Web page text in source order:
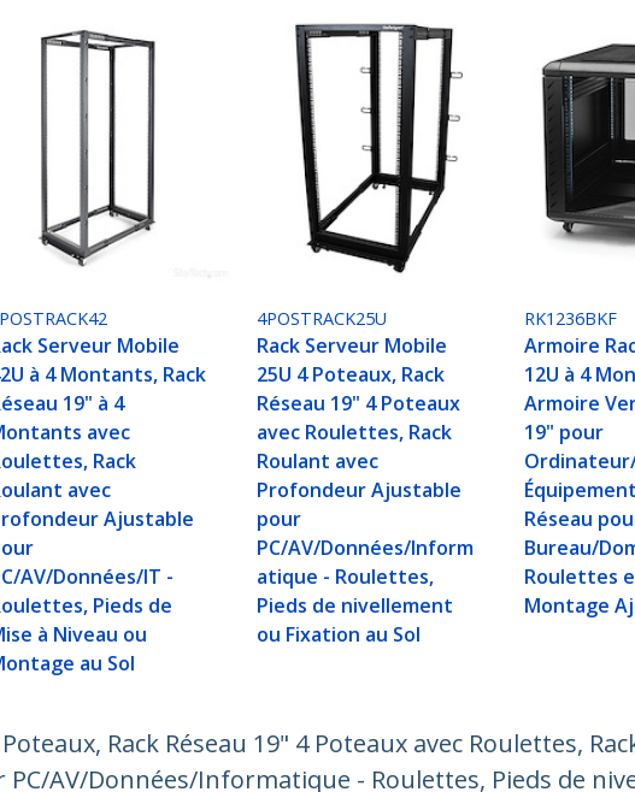
Serveur Mobile
à 4 Montants, Rack
19" à 4
avec
Rack
avec
Ajustable
AV/Données/IT -
Pieds de
à Niveau ou
au Sol
4POSTRACK25U
Rack Serveur Mobile
25U 4 Poteaux, Rack
Réseau 19" 4 Poteaux
avec Roulettes, Rack
Roulant avec
Profondeur Ajustable
pour
PC/AV/Données/Inform
atique - Roulettes,
Pieds de nivellement
ou Fixation au Sol
RK1236BKF
Armoire
12U à 4
Armoire
19" pour
Réseau
Bureau/
Roulettes
Montage
Rack Réseau 19" 4 Poteaux avec Roulettes,
AV/Données/Informatique - Roulettes, Pieds de